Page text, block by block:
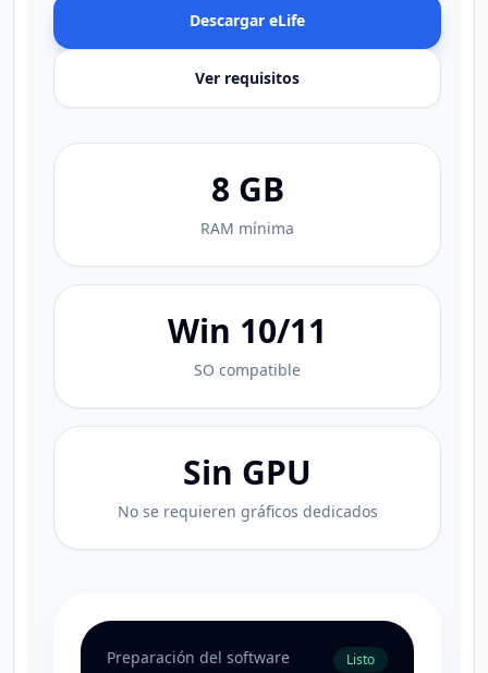
Descargar eLife
Ver requisitos
8 GB
RAM mínima
Win 10/11
SO compatible
Sin GPU
No se requieren gráficos dedicados
Preparación del software Listo